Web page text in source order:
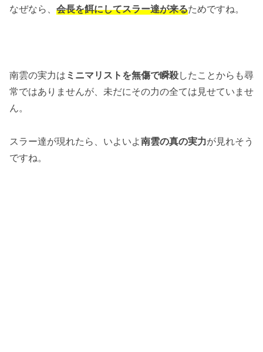
なぜなら、 会長を餌にしてスラー達が来るためですね。
南雲の実力は ミニマリストを無傷で瞬殺したことからも尋
常ではありませんが、未だにその力の全ては見せていませ
ん。
スラー達が現れたら、いよいよ南雲の真の実力が見れそう
ですね。